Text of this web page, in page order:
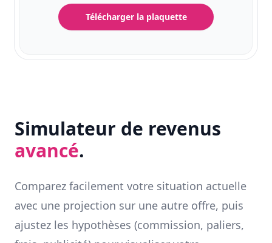
Télécharger la plaquette
Simulateur de revenus
avancé.
Comparez facilement votre situation actuelle
avec une projection sur une autre offre, puis
ajustez les hypothèses (commission, paliers,